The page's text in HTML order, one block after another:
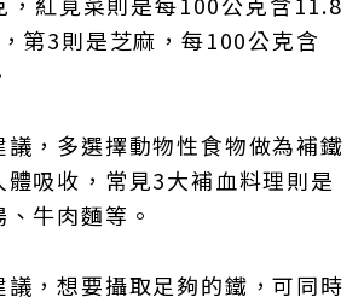
第3則是芝麻，每100公克含
議，多選擇動物性食物做為補鐵
吸收，常見3大補血料理則是
牛肉麵等。
議，想要攝取足夠的鐵，可同時